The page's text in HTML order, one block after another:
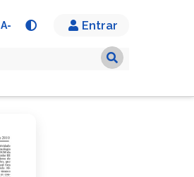
A- Entrar